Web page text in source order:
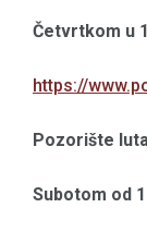
Četvrtkom u
https://
Pozorište
Subotom od